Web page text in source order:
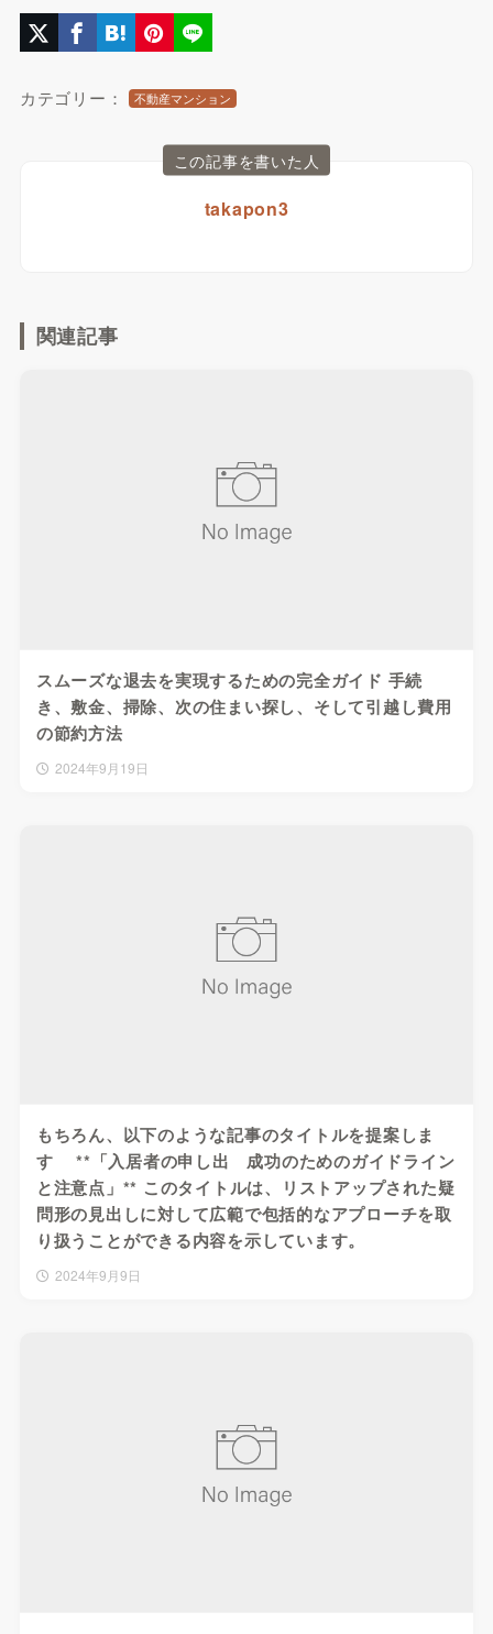
カテゴリー： 不動産マンション
この記事を書いた人
takapon3
関連記事
スムーズな退去を実現するための完全ガイド 手続
き、敷金、掃除、次の住まい探し、そして引越し費用
の節約方法
2024年9月19日
もちろん、以下のような記事のタイトルを提案しま
す **「入居者の申し出 成功のためのガイドライン
と注意点」** このタイトルは、リストアップされた疑
問形の見出しに対して広範で包括的なアプローチを取
り扱うことができる内容を示しています。
2024年9月9日